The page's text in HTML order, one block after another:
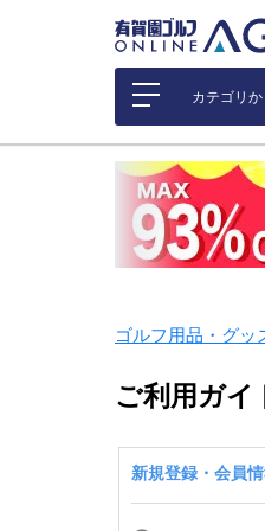
カテゴリ
ゴルフ用品・グッ
ご利用ガイ
新規登録・会員